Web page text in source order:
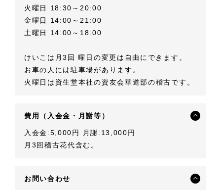
火曜日 18:30～20:00
金曜日 14:00～21:00
土曜日 14:00～18:00
けいこは月3回 曜日の変更は自由にできます。
お車の人には駐車場があります。
火曜日は資生堂本社の資友会華道部の稽古です。
費用（入会金・月謝等）
入会金:5,000円 月謝:13,000円
月3回稽古花代含む。
お問い合わせ